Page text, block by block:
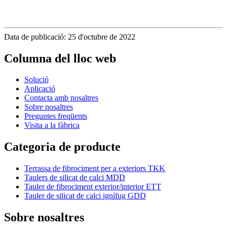
Data de publicació: 25 d'octubre de 2022
Columna del lloc web
Solució
Aplicació
Contacta amb nosaltres
Sobre nosaltres
Preguntes freqüents
Visita a la fàbrica
Categoria de producte
Terrassa de fibrociment per a exteriors TKK
Taulers de silicat de calci MDD
Tauler de fibrociment exterior/interior ETT
Tauler de silicat de calci ignífug GDD
Sobre nosaltres